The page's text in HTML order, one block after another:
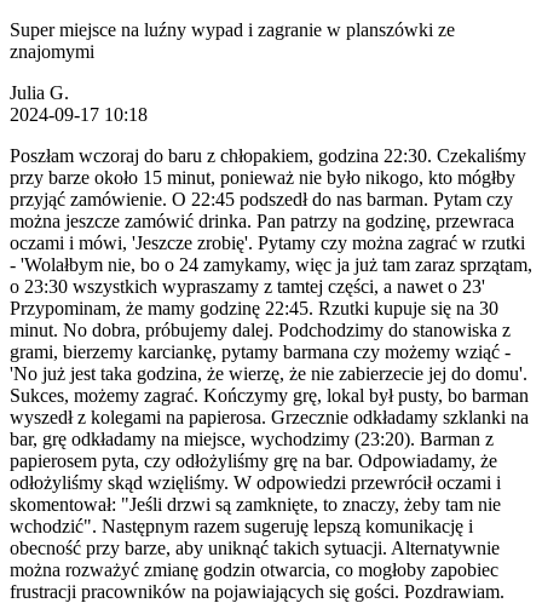
Super miejsce na luźny wypad i zagranie w planszówki ze
znajomymi
Julia G.
2024-09-17 10:18
Poszłam wczoraj do baru z chłopakiem, godzina 22:30. Czekaliśmy
przy barze około 15 minut, ponieważ nie było nikogo, kto mógłby
przyjąć zamówienie. O 22:45 podszedł do nas barman. Pytam czy
można jeszcze zamówić drinka. Pan patrzy na godzinę, przewraca
oczami i mówi, 'Jeszcze zrobię'. Pytamy czy można zagrać w rzutki
- 'Wolałbym nie, bo o 24 zamykamy, więc ja już tam zaraz sprzątam,
o 23:30 wszystkich wypraszamy z tamtej części, a nawet o 23'
Przypominam, że mamy godzinę 22:45. Rzutki kupuje się na 30
minut. No dobra, próbujemy dalej. Podchodzimy do stanowiska z
grami, bierzemy karciankę, pytamy barmana czy możemy wziąć -
'No już jest taka godzina, że wierzę, że nie zabierzecie jej do domu'.
Sukces, możemy zagrać. Kończymy grę, lokal był pusty, bo barman
wyszedł z kolegami na papierosa. Grzecznie odkładamy szklanki na
bar, grę odkładamy na miejsce, wychodzimy (23:20). Barman z
papierosem pyta, czy odłożyliśmy grę na bar. Odpowiadamy, że
odłożyliśmy skąd wzięliśmy. W odpowiedzi przewrócił oczami i
skomentował: "Jeśli drzwi są zamknięte, to znaczy, żeby tam nie
wchodzić". Następnym razem sugeruję lepszą komunikację i
obecność przy barze, aby uniknąć takich sytuacji. Alternatywnie
można rozważyć zmianę godzin otwarcia, co mogłoby zapobiec
frustracji pracowników na pojawiających się gości. Pozdrawiam.